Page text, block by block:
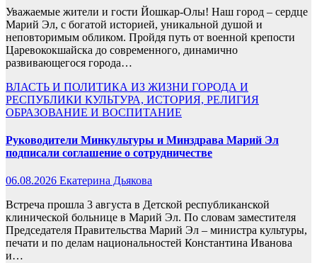
Уважаемые жители и гости Йошкар-Олы! Наш город – сердце
Марий Эл, с богатой историей, уникальной душой и
неповторимым обликом. Пройдя путь от военной крепости
Царевококшайска до современного, динамично
развивающегося города…
ВЛАСТЬ И ПОЛИТИКА ИЗ ЖИЗНИ ГОРОДА И
РЕСПУБЛИКИ КУЛЬТУРА, ИСТОРИЯ, РЕЛИГИЯ
ОБРАЗОВАНИЕ И ВОСПИТАНИЕ
Руководители Минкультуры и Минздрава Марий Эл
подписали соглашение о сотрудничестве
06.08.2026 Екатерина Дьякова
Встреча прошла 3 августа в Детской республиканской
клинической больнице в Марий Эл. По словам заместителя
Председателя Правительства Марий Эл ‒ министра культуры,
печати и по делам национальностей Константина Иванова
и…